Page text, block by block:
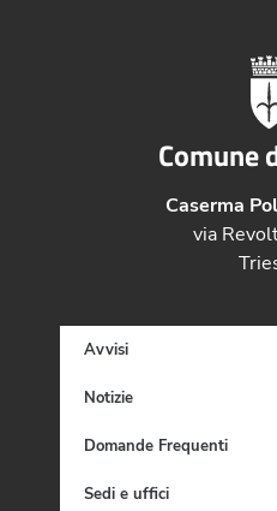
Comune
Caserma
via
Avvisi
Notizie
Domande Frequenti
Sedi e uffici